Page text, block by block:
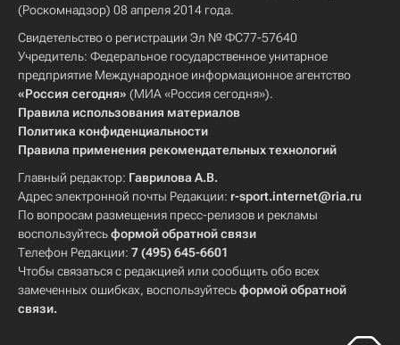
(Роскомнадзор) 08 апреля 2014 года.
Свидетельство о регистрации Эл № ФС77-57640
Учредитель: Федеральное государственное унитарное
предприятие Международное информационное агентство
«Россия сегодня» (МИА «Россия сегодня»).
Правила использования материалов
Политика конфиденциальности
Правила применения рекомендательных технологий
Главный редактор: Гаврилова А.В.
Адрес электронной почты Редакции: r-sport.internet@ria.ru
По вопросам размещения пресс-релизов и рекламы
воспользуйтесьформой обратной связи
Телефон Редакции: 7 (495) 645-6601
Чтобы связаться с редакцией или сообщить обо всех
замеченных ошибках, воспользуйтесьформой обратной
связи.